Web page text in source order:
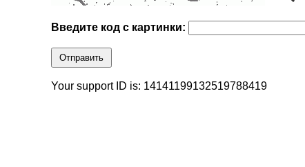
Введите код с картинки:
Отправить
Your support ID is: 14141199132519788419